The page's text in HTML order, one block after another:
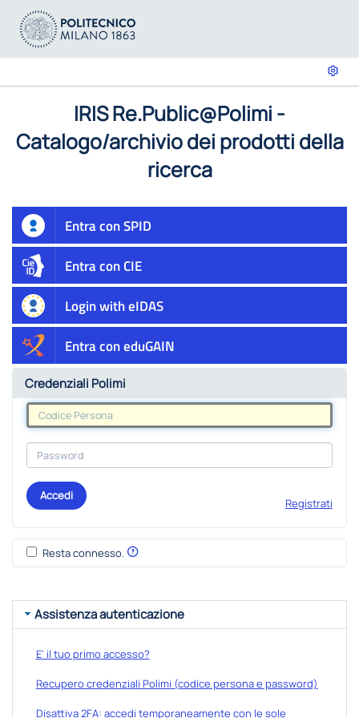
IRIS Re.Public@Polimi -
Catalogo/archivio dei prodotti della
ricerca
Entra con SPID
Entra con CIE
Login with eIDAS
Entra con eduGAIN
Credenziali Polimi
Accedi
Registrati
Resta connesso.
Assistenza autenticazione
E' il tuo primo accesso?
Recupero credenziali Polimi (codice persona e password)
Disattiva 2FA: accedi temporaneamente con le sole